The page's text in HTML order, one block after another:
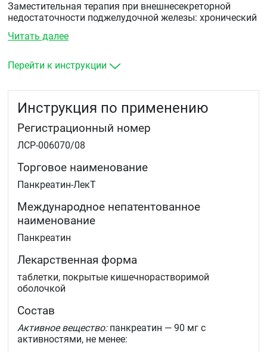
Заместительная терапия при внешнесекреторной
недостаточности поджелудочной железы: хронический
облучения, диспепсия, синдром Ремхельда
метеоризм, диарея неинфекционного генеза.
переваривания пищи у лиц с нормальной функцией
ЖКТ в случае погрешностей в питании (употребление
жирной пищи, большое количество пищи, нерегулярное
питание) и при нарушениях жевательной функции,
малоподвижном образе жизни, длительной
иммобилизации.
Подготовка к рентгенологическому исследованию и
Читать далее
Перейти к инструкции
Инструкция по применению
Регистрационный номер
ЛСР-006070/08
Торговое наименование
Панкреатин-ЛекТ
Международное непатентованное
наименование
Панкреатин
Лекарственная форма
таблетки, покрытые кишечнорастворимой
оболочкой
Состав
Активное вещество:панкреатин — 90 мг с
активностями, не менее: